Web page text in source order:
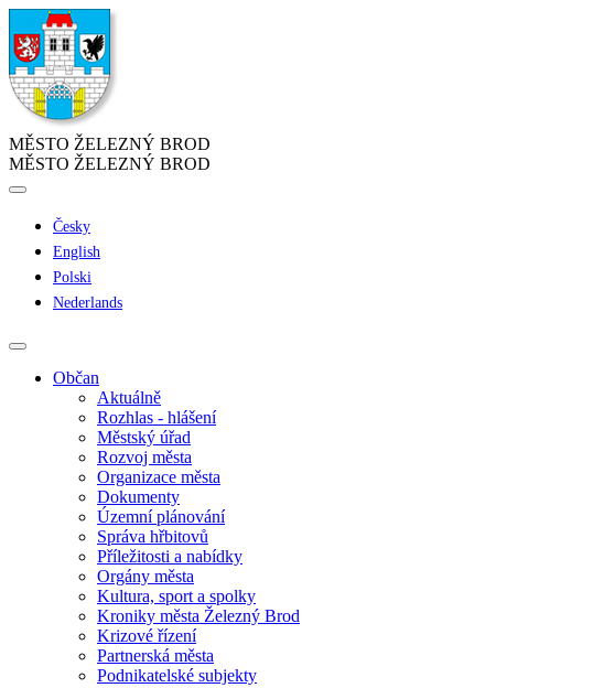
MĚSTO ŽELEZNÝ BROD
MĚSTO ŽELEZNÝ BROD
Česky
English
Polski
Nederlands
Občan
Aktuálně
Rozhlas - hlášení
Městský úřad
Rozvoj města
Organizace města
Dokumenty
Územní plánování
Správa hřbitovů
Příležitosti a nabídky
Orgány města
Kultura, sport a spolky
Kroniky města Železný Brod
Krizové řízení
Partnerská města
Podnikatelské subjekty